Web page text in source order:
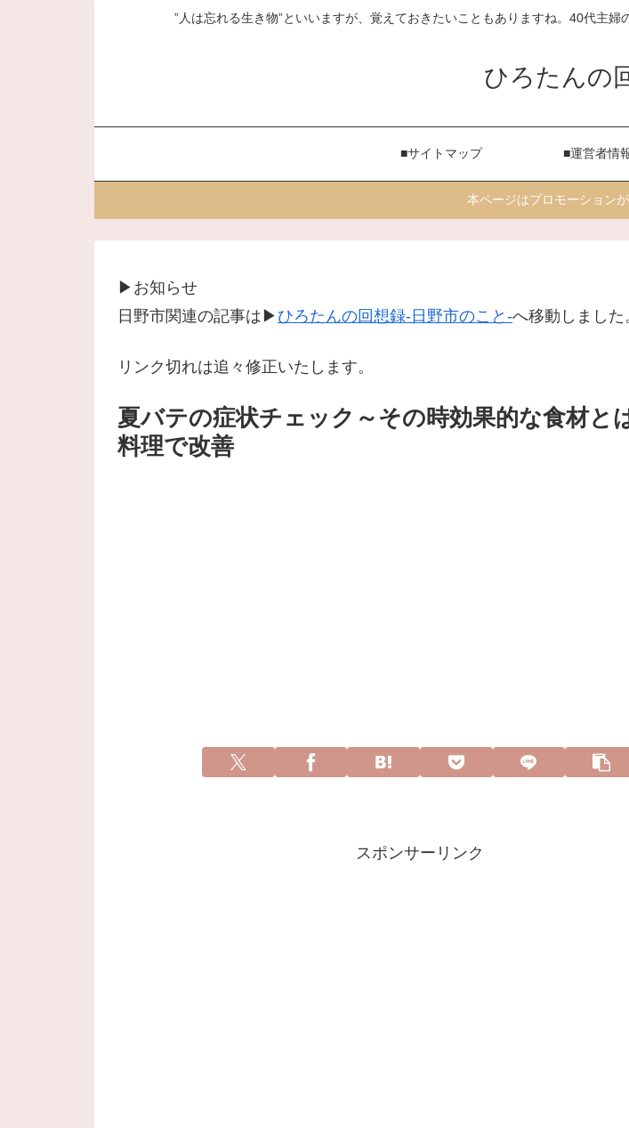
”人は忘れる生き物”といいますが、覚えておきたいこともありますね。40代主
ひろたんの
■サイトマップ ■運営者情
本ページはプロモーションが
▶お知らせ
日野市関連の記事は▶ひろたんの回想録-日野市のこと-へ移動しました
リンク切れは追々修正いたします。
夏バテの症状チェック～その時効果的な食材と
料理で改善
スポンサーリンク